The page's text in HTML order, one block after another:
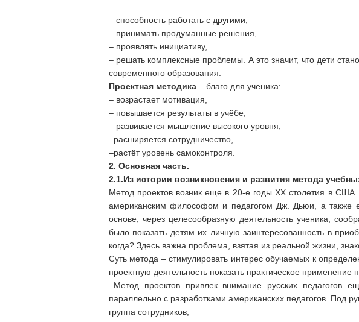
– способность работать с другими,
– принимать продуманные решения,
– проявлять инициативу,
– решать комплексные проблемы. А это значит, что дети
современного образования.
Проектная методика– благо для ученика:
– возрастает мотивация,
– повышается результаты в учёбе,
– развивается мышление высокого уровня,
–расширяется сотрудничество,
–растёт уровень самоконтроля.
2. Основная часть.
2.1.Из истории возникновения и развития метода
Метод проектов возник еще в 20-е годы XX столетия в
аме­риканским философом и педагогом Дж. Дьюи, а также
основе, через це­лесообразную деятельность ученика,
было показать детям их личную заинтересованность в
когда? Здесь важна проблема, взятая из реальной жизни,
Суть метода – стимулировать интерес обучаемых к
проектную деятельность показать практическое
Метод проектов привлек внимание русских педагогов
параллельно с разработками американских педагогов. Под
группа сотрудников,